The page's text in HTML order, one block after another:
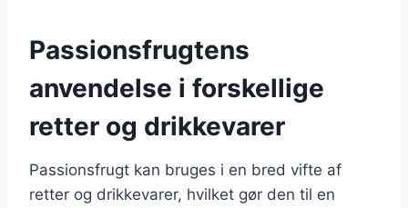
Passionsfrugtens
anvendelse i forskellige
retter og drikkevarer
Passionsfrugt kan bruges i en bred vifte af
retter og drikkevarer, hvilket gør den til en